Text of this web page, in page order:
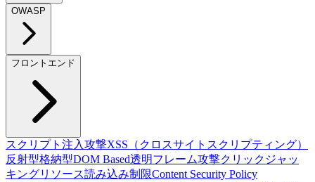
OWASP
フロントエンド
スクリプト注入攻撃XSS（クロスサイトスクリプティング）
反射型格納型DOM Based透明フレーム攻撃クリックジャッ
キングリソース読み込み制限Content Security Policy